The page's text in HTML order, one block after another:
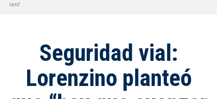
cero”
Seguridad vial:
Lorenzino planteó